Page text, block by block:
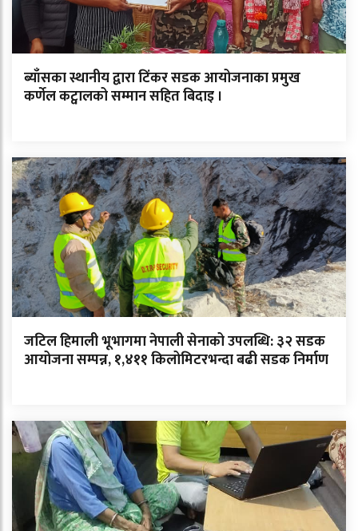
ब्याँसका स्थानीय द्वारा टिंकर सडक आयोजनाका प्रमुख
कर्णेल कट्वालको सम्मान सहित बिदाइ ।
जटिल हिमाली भूभागमा नेपाली सेनाको उपलब्धि: ३२ सडक
आयोजना सम्पन्न, १,४११ किलोमिटरभन्दा बढी सडक निर्माण